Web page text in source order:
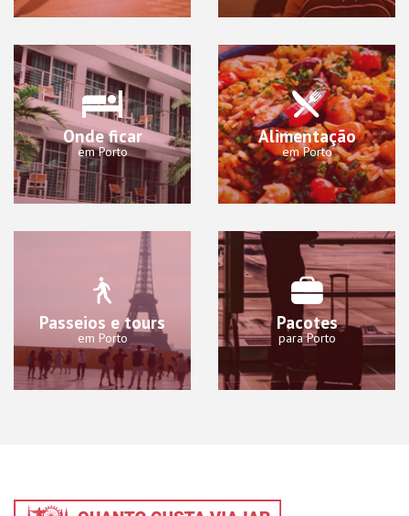
Onde ficar
em Porto
Alimentação
em Porto
Passeios e tours
em Porto
Pacotes
para Porto